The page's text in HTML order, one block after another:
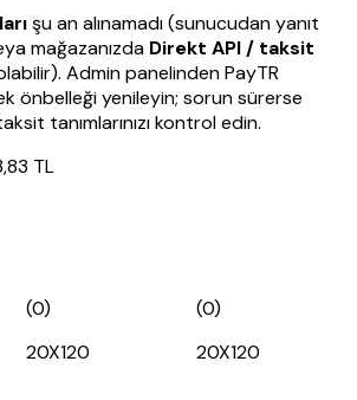
şu an alınamadı (sunucudan yanıt
mağazanızda Direkt API / taksit
Admin panelinden PayTR
önbelleği yenileyin; sorun sürerse
tanımlarınızı kontrol edin.
TL
(0)
20X120
(0)
20X120